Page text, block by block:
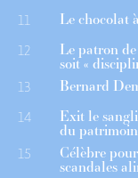
11 Le chocolat
12 Le patron
soit «
13 Bernard
14 Exit le
du
15 Célèbre
scandales